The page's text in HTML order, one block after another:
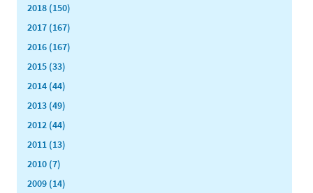
2018 (150)
2017 (167)
2016 (167)
2015 (33)
2014 (44)
2013 (49)
2012 (44)
2011 (13)
2010 (7)
2009 (14)